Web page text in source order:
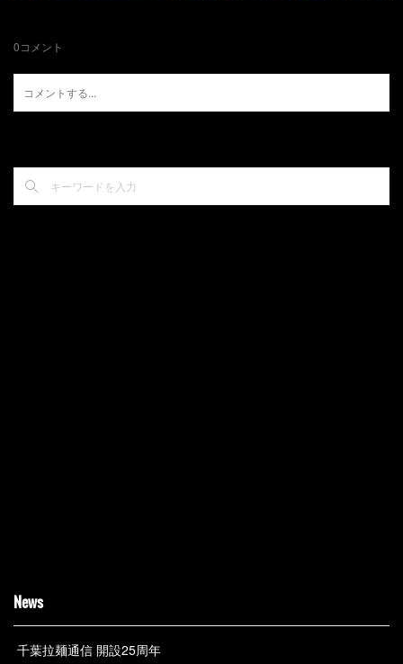
0コメント
News
千葉拉麺通信 開設25周年